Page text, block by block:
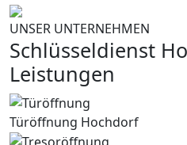
UNSER UNTERNEHMEN
Schlüsseldienst
Leistungen
Türöffnung Hochdorf